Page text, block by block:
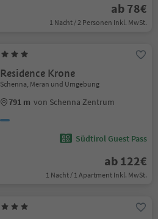
ab 78€
1 Nacht / 2 Personen Inkl. MwSt.
Residence Krone
Schenna, Meran und Umgebung
791 m von Schenna Zentrum
Südtirol Guest Pass
ab 122€
1 Nacht / 1 Apartment Inkl. MwSt.